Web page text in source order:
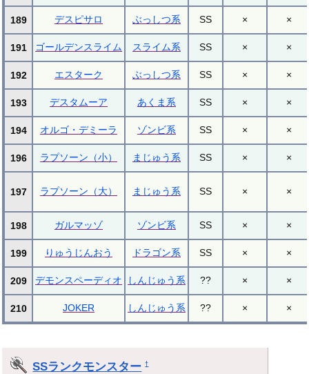
189 デスピサロ ぶっしつ系 SS × ×
191 ゴールデンスライム スライム系 SS × ×
192 エスターク ぶっしつ系 SS × ×
193 デスタムーア あくま系 SS × ×
194 オルゴ・デミーラ ゾンビ系 SS × ×
196 ラプソーン（小） まじゅう系 SS × ×
197 ラプソーン（大） まじゅう系 SS × ×
198 ガルマッゾ ゾンビ系 SS × ×
199 りゅうじんおう ドラゴン系 SS × ×
209 デモンスペーディオ しんじゅう系 ?? × ×
210 JOKER しんじゅう系 ?? × ×
SSランクモンスター †